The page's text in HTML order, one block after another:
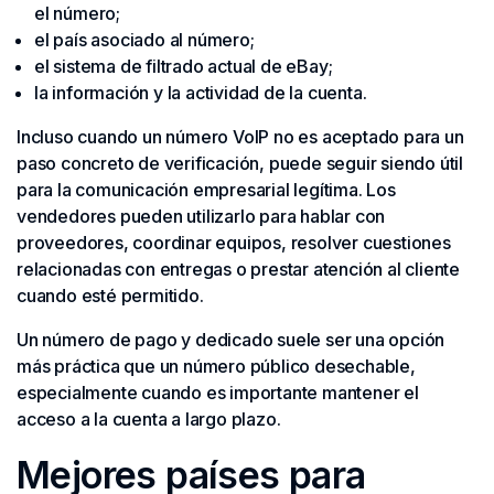
el número;
el país asociado al número;
el sistema de filtrado actual de eBay;
la información y la actividad de la cuenta.
Incluso cuando un número VoIP no es aceptado para un
paso concreto de verificación, puede seguir siendo útil
para la comunicación empresarial legítima. Los
vendedores pueden utilizarlo para hablar con
proveedores, coordinar equipos, resolver cuestiones
relacionadas con entregas o prestar atención al cliente
cuando esté permitido.
Un número de pago y dedicado suele ser una opción
más práctica que un número público desechable,
especialmente cuando es importante mantener el
acceso a la cuenta a largo plazo.
Mejores países para